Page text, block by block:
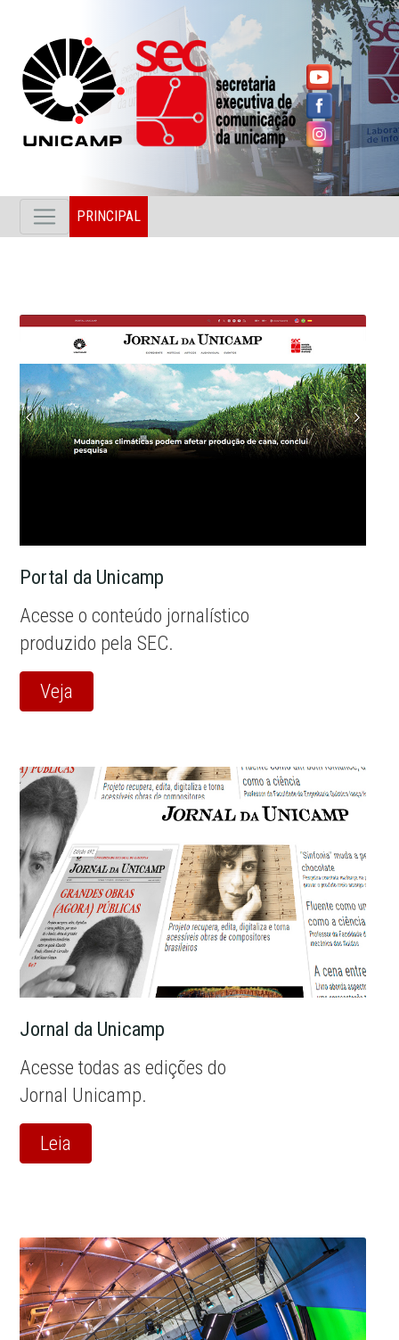
PRINCIPAL
Portal da Unicamp
Acesse o conteúdo jornalístico
produzido pela SEC.
Veja
Jornal da Unicamp
Acesse todas as edições do
Jornal Unicamp.
Leia